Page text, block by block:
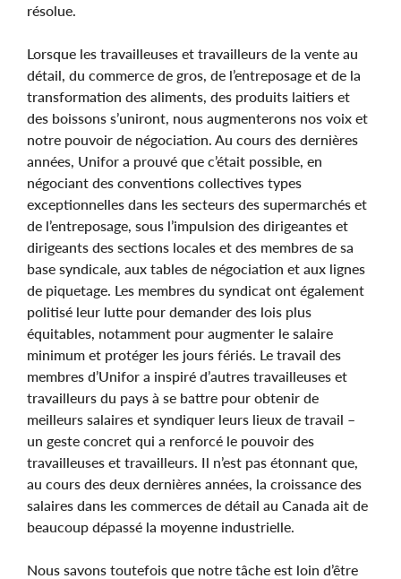
résolue.
Lorsque les travailleuses et travailleurs de la vente au
détail, du commerce de gros, de l’entreposage et de la
transformation des aliments, des produits laitiers et
des boissons s’uniront, nous augmenterons nos voix et
notre pouvoir de négociation. Au cours des dernières
années, Unifor a prouvé que c’était possible, en
négociant des conventions collectives types
exceptionnelles dans les secteurs des supermarchés et
de l’entreposage, sous l’impulsion des dirigeantes et
dirigeants des sections locales et des membres de sa
base syndicale, aux tables de négociation et aux lignes
de piquetage. Les membres du syndicat ont également
politisé leur lutte pour demander des lois plus
équitables, notamment pour augmenter le salaire
minimum et protéger les jours fériés. Le travail des
membres d’Unifor a inspiré d’autres travailleuses et
travailleurs du pays à se battre pour obtenir de
meilleurs salaires et syndiquer leurs lieux de travail –
un geste concret qui a renforcé le pouvoir des
travailleuses et travailleurs. Il n’est pas étonnant que,
au cours des deux dernières années, la croissance des
salaires dans les commerces de détail au Canada ait de
beaucoup dépassé la moyenne industrielle.
Nous savons toutefois que notre tâche est loin d’être